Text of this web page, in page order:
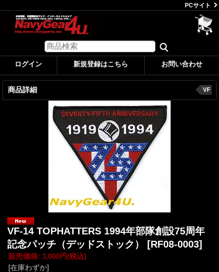
PCサイト
ログイン 新規登録はこちら お問い合わせ
商品詳細 VF
VF-14 TOPHATTERS 1994年部隊創設75周年
記念パッチ（デッドストック） [RF08-0003]
販売価格: 3,000円(税込)
[在庫わずか]